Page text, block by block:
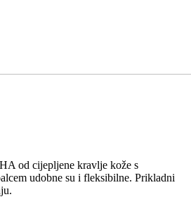
od cijepljene kravlje kože s
udobne su i fleksibilne. Prikladni